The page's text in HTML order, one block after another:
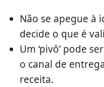
Não se apegue à
decide o que é
Um ‘pivô’ pode
o canal de
receita.